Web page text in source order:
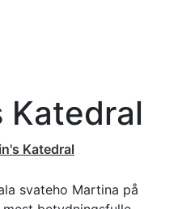
Katedral
Katedral
svateho Martina på